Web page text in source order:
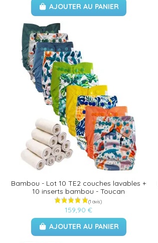
(1 avis)
AJOUTER AU PANIER
Bambou - Lot 10 TE2 couches lavables +
10 inserts bambou - Toucan
159,90 €
AJOUTER AU PANIER